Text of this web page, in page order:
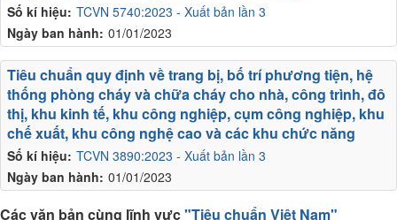
Số kí hiệu: TCVN 5740:2023 - Xuất bản lần 3
Ngày ban hành: 01/01/2023
Số kí hiệu: TCVN 3890:2023 - Xuất bản lần 3
Ngày ban hành: 01/01/2023
Tiêu chuẩn quy định về trang bị, bố trí phương tiện, hệ
thống phòng cháy và chữa cháy cho nhà, công trình, đô
thị, khu kinh tế, khu công nghiệp, cụm công nghiệp, khu
chế xuất, khu công nghệ cao và các khu chức năng
Các văn bản cùng lĩnh vực"Tiêu chuẩn Việt Nam"